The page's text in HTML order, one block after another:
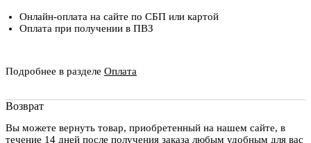
Онлайн-оплата на сайте по СБП или картой
Оплата при получении в ПВЗ
Подробнее в разделе Оплата
Возврат
Вы можете вернуть товар, приобретенный на нашем сайте, в
течение 14 дней после получения заказа любым удобным для вас